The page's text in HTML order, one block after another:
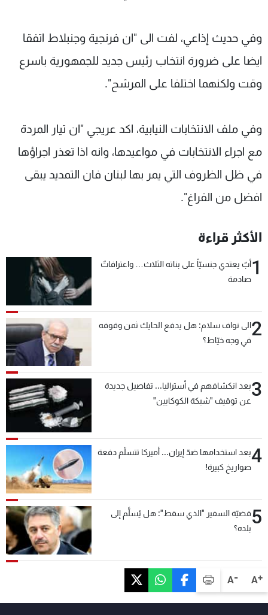
A+
A-
وفي حديث إذاعي، لفت الى "ان فرنجية وجنبلاط اتفقا
ايضا على ضرورة انتخاب رئيس جديد للجمهورية باسرع
وقت ولكنهما اختلفا على المرشح".
وفي ملف الانتخابات النيابية، اكد عريجي "ان تيار المردة
مع اجراء الانتخابات في مواعيدها، وانه اذا تعذر اجراؤها
في ظل الظروف التي يمر بها لبنان فان التمديد يبقى
افضل من الفراغ".
الأكثر قراءة
1أبٌ يعتدي جنسيّاً على بناته الثلاث… واعترافاتٌ
صادمة
2الى نواف سلام: هل يدفع الحايك ثمن وقوفه
في وجه خيّاط؟
3بعد انكشافهم في أستراليا... تفاصيل جديدة
عن توقيف "شبكة الكوكايين"
4بعد استخدامها ضدّ إيران... أميركا تتسلّم دفعة
صواريخ كبيرة!
5قضيّة السفير "الذي سقط": هل يُسلَّم إلى
بلده؟